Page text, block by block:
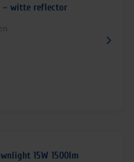
– witte reflector
15W 1500lm